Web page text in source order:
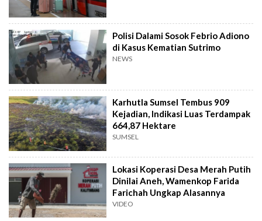
Polisi Dalami Sosok Febrio Adiono
di Kasus Kematian Sutrimo
NEWS
Karhutla Sumsel Tembus 909
Kejadian, Indikasi Luas Terdampak
664,87 Hektare
SUMSEL
Lokasi Koperasi Desa Merah Putih
Dinilai Aneh, Wamenkop Farida
Farichah Ungkap Alasannya
VIDEO